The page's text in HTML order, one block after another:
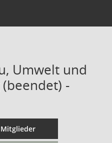
Umwelt und
-
Mitglieder